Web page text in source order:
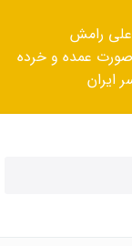
رامش
عمده و خرده
ایران